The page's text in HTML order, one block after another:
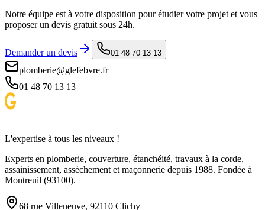
Notre équipe est à votre disposition pour étudier votre projet et vous
proposer un devis gratuit sous 24h.
Demander un devis 01 48 70 13 13
plomberie@glefebvre.fr
01 48 70 13 13
L'expertise à tous les niveaux !
Experts en plomberie, couverture, étanchéité, travaux à la corde,
assainissement, assèchement et maçonnerie depuis 1988. Fondée à
Montreuil (93100).
68 rue Villeneuve, 92110 Clichy